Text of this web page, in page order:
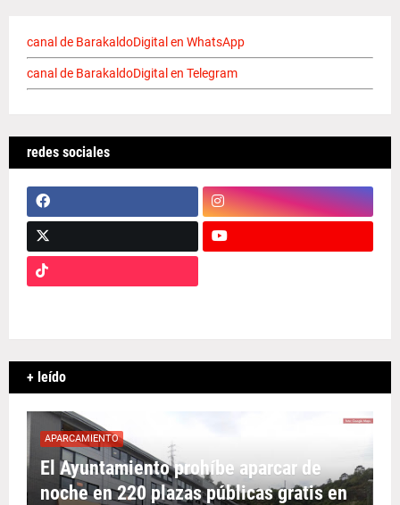
canal de BarakaldoDigital en WhatsApp
canal de BarakaldoDigital en Telegram
redes sociales
+ leído
APARCAMIENTO
El Ayuntamiento prohíbe aparcar de
noche en 220 plazas públicas gratis en